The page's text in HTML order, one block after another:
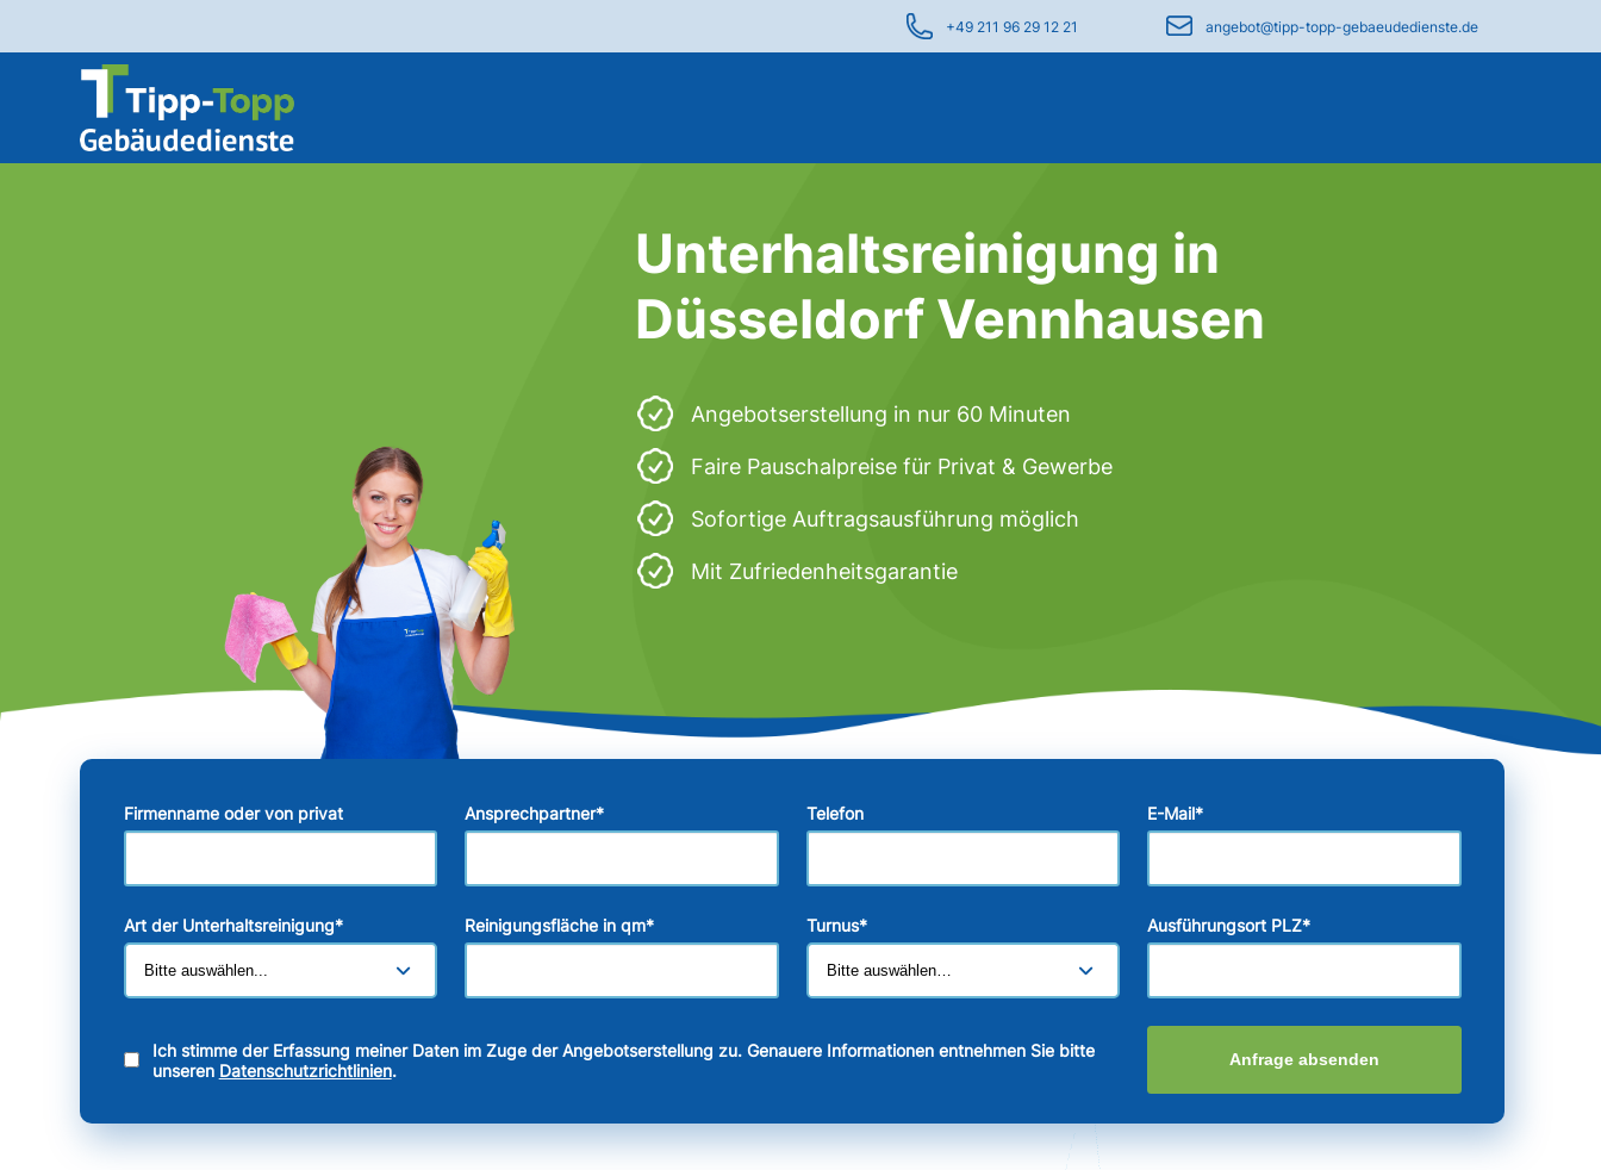
+49 211 96 29 12 21 angebot@tipp-topp-gebaeudedienste.de
Unterhaltsreinigung in
Düsseldorf Vennhausen
Angebotserstellung in nur 60 Minuten
Faire Pauschalpreise für Privat & Gewerbe
Sofortige Auftragsausführung möglich
Mit Zufriedenheitsgarantie
Firmenname oder von privat Ansprechpartner* Telefon E-Mail*
Art der Unterhaltsreinigung* Reinigungsfläche in qm* Turnus* Ausführungsort PLZ*
Ich stimme der Erfassung meiner Daten im Zuge der Angebotserstellung zu. Genauere Informationen entnehmen Sie bitte
unseren Datenschutzrichtlinien.
Anfrage absenden